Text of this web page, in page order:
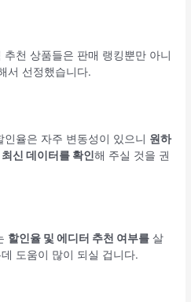
천 상품들은 판매 랭킹뿐만 아니
서 선정했습니다.
율은 자주 변동성이 있으니 원하
신 데이터를 확인해 주실 것을 권
할인율 및 에디터 추천 여부를 살
도움이 많이 되실 겁니다.